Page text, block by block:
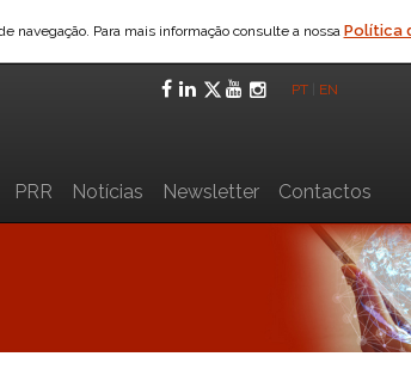
navegação. Para mais informação consulte a nossa Política
Facebook
LinkedIn
Twitter
YouTube
PT EN
PRR Notícias Newsletter Contactos